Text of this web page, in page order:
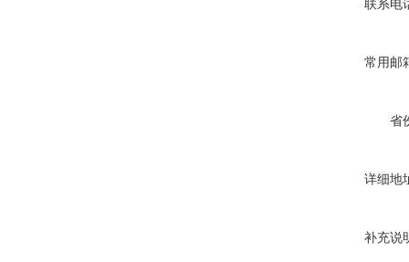
联系电
常用邮
省
详细地
补充说